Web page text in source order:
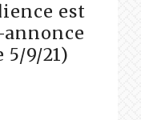
est
9/21)